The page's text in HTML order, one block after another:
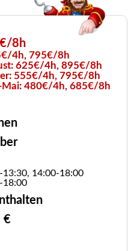
8h
4h, 795€/8h
625€/4h, 895€/8h
555€/4h, 795€/8h
480€/4h, 685€/8h
13:30, 14:00-18:00
18:00
€